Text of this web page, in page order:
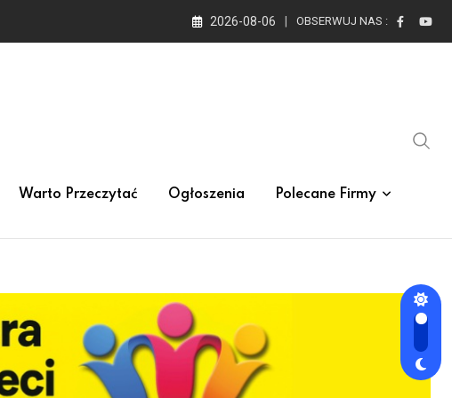
2026-08-06 OBSERWUJ NAS :
Warto Przeczytać Ogłoszenia Polecane Firmy